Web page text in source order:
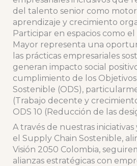
del talento senior como
aprendizaje y crecimiento
Participar en espacios como
Mayor representa una
las prácticas empresariales
generan impacto social
cumplimiento de los
Sostenible (ODS),
(Trabajo decente y
ODS 10 (Reducción de las
A través de nuestras
el Supply Chain Sostenible,
Visión 2050 Colombia,
alianzas estratégicas con